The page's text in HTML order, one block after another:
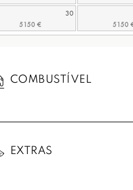
30
COMBUSTÍVEL
EXTRAS